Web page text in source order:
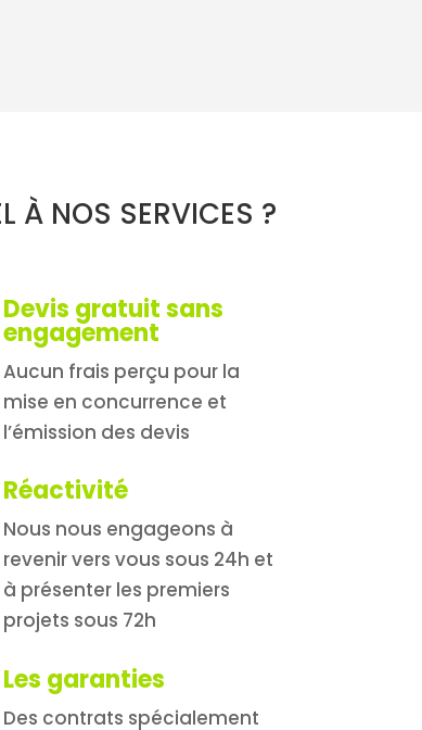
À NOS SERVICES ?
Devis gratuit sans
engagement
Aucun frais perçu pour la
mise en concurrence et
l’émission des devis
Réactivité
Nous nous engageons à
revenir vers vous sous 24h et
à présenter les premiers
projets sous 72h
Les garanties
Des contrats spécialement